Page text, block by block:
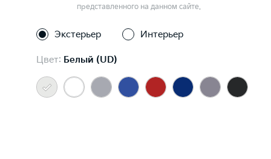
представленного на данном сайте.
Экстерьер Интерьер
Цвет: Белый (UD)